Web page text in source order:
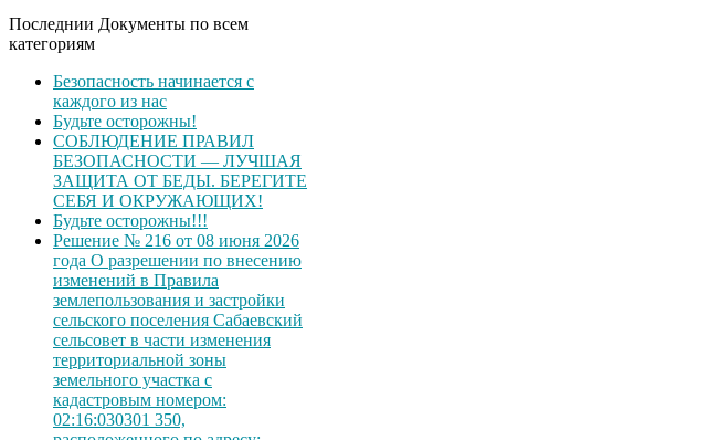
Последнии Документы по всем
категориям
Безопасность начинается с
каждого из нас
Будьте осторожны!
СОБЛЮДЕНИЕ ПРАВИЛ
БЕЗОПАСНОСТИ — ЛУЧШАЯ
ЗАЩИТА ОТ БЕДЫ. БЕРЕГИТЕ
СЕБЯ И ОКРУЖАЮЩИХ!
Будьте осторожны!!!
Решение № 216 от 08 июня 2026
года О разрешении по внесению
изменений в Правила
землепользования и застройки
сельского поселения Сабаевский
сельсовет в части изменения
территориальной зоны
земельного участка с
кадастровым номером:
02:16:030301 350,